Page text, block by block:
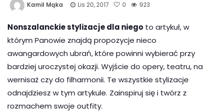
Kamil Mąka Lis 20, 2017 0 923
Nonszalanckie stylizacje dla niego to artykuł, w
którym Panowie znajdą propozycje nieco
awangardowych ubrań, które powinni wybierać przy
bardziej uroczystej okazji. Wyjście do opery, teatru, na
wernisaż czy do filharmonii. Te wszystkie stylizacje
odnajdziesz w tym artykule. Zainspiruj się i twórz z
rozmachem swoje outfity.